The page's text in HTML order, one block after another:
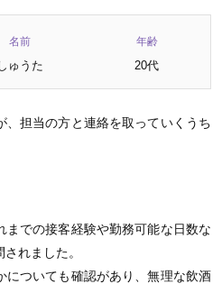
名前 年齢
ゅうた 20代
、担当の方と連絡を取っていくうち
までの接客経験や勤務可能な日数な
れました。
についても確認があり、無理な飲酒